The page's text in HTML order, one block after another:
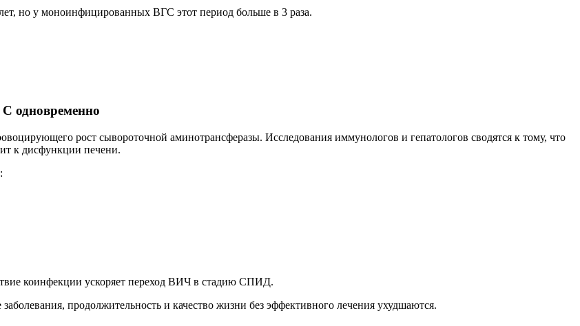
но у моноинфицированных ВГС этот период больше в 3 раза.
одновременно
рост сывороточной аминотрансферазы. Исследования иммунологов и гепатологов сводятся к тому, что
к дисфункции печени.
коинфекции ускоряет переход ВИЧ в стадию СПИД.
продолжительность и качество жизни без эффективного лечения ухудшаются.